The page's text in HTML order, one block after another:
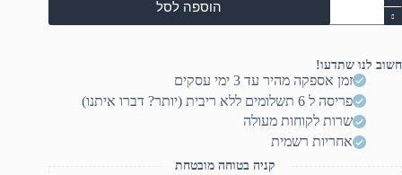
של
קירור
AMD
Cooler
Master
H410R
הוספה לסל
חשוב לנו שתדעו!
זמן אספקה מהיר עד 3 ימי עסקים
פריסה ל 6 תשלומים ללא ריבית (יותר? דברו איתנו)
שרות לקוחות מעולה
אחריות רשמית
קניה בטוחה מובטחת